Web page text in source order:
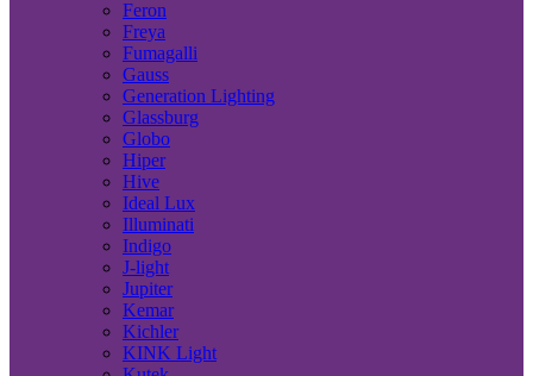
Feron
Freya
Fumagalli
Gauss
Generation Lighting
Glassburg
Globo
Hiper
Hive
Ideal Lux
Illuminati
Indigo
J-light
Jupiter
Kemar
Kichler
KINK Light